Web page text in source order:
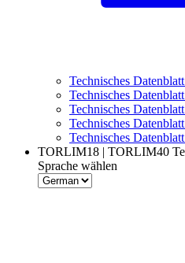
Technisches
Technisches
Technisches
Technisches
Technisches
TORLIM18 | TORLIM40
Sprache wählen